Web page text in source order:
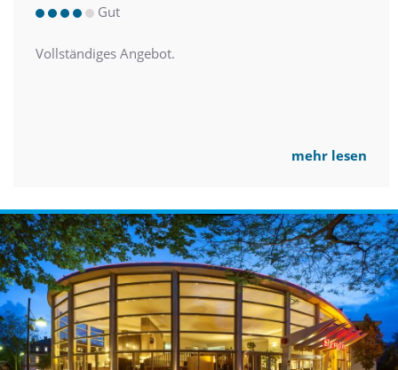
Gut
Vollständiges Angebot.
mehr lesen